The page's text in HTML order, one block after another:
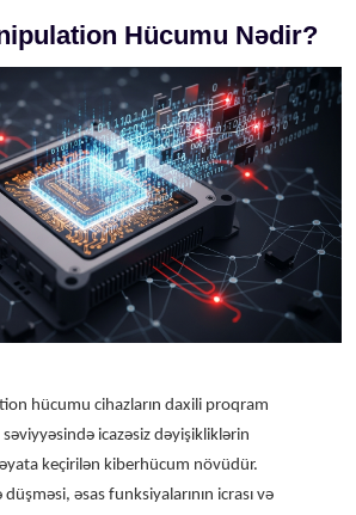
Hücumu Nədir?
hücumu cihazların daxili proqram
icazəsiz dəyişikliklərin
keçirilən kiberhücum növüdür.
əsas funksiyalarının icrası və